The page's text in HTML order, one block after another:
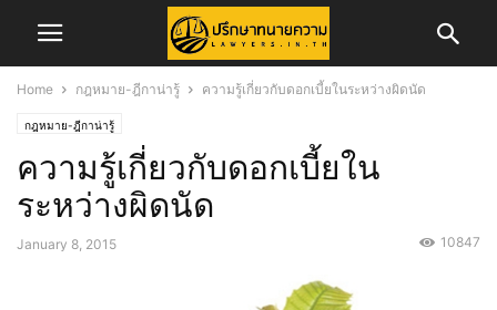
Home กฎหมาย-ฎีกาน่ารู้ ความรู้เกี่ยวกับดอกเบี้ยในระหว่างผิดนัด
กฎหมาย-ฎีกาน่ารู้
ความรู้เกี่ยวกับดอกเบี้ยใน
ระหว่างผิดนัด
January 8, 2015 10847